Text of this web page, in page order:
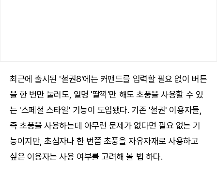
최근에 출시된 '철권8'에는 커맨드를 입력할 필요 없이 버튼
을 한 번만 눌러도, 일명 '딸깍'만 해도 초풍을 사용할 수 있
는 '스페셜 스타일' 기능이 도입됐다. 기존 '철권' 이용자들,
즉 초풍을 사용하는데 아무런 문제가 없다면 필요 없는 기
능이지만, 초심자나 한 번쯤 초풍을 자유자재로 사용하고
싶은 이용자는 사용 여부를 고려해 볼 법 하다.